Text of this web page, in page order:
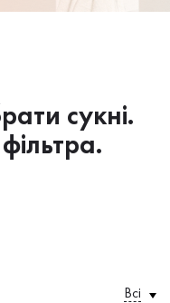
сукні.
Всі